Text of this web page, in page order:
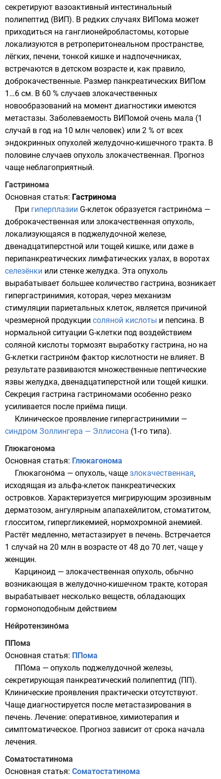
секретируют вазоактивный интестинальный
полипептид (ВИП). В редких случаях ВИПома может
приходиться на ганглионейробластомы, которые
локализуются в ретроперитонеальном пространстве,
лёгких, печени, тонкой кишке и надпочечниках,
встречаются в детском возрасте и, как правило,
доброкачественные. Размер панкреатических ВИПом
1…6 см. В 60 % случаев злокачественных
новообразований на момент диагностики имеются
метастазы. Заболеваемость ВИПомой очень мала (1
случай в год на 10 млн человек) или 2 % от всех
эндокринных опухолей желудочно-кишечного тракта. В
половине случаев опухоль злокачественная. Прогноз
чаще неблагоприятный.
Гастринома
Основная статья: Гастринома
При гиперплазии G-клеток образуется гастрино́ма —
доброкачественная или злокачественная опухоль,
локализующаяся в поджелудочной железе,
двенадцатиперстной или тощей кишке, или даже в
перипанкреатических лимфатических узлах, в воротах
селезёнки или стенке желудка. Эта опухоль
вырабатывает большее количество гастрина, возникает
гипергастринимия, которая, через механизм
стимуляции париетальных клеток, является причиной
чрезмерной продукции соляной кислоты и пепсина. В
нормальной ситуации G-клетки под воздействием
соляной кислоты тормозят выработку гастрина, но на
G-клетки гастрино́м фактор кислотности не влияет. В
результате развиваются множественные пептические
язвы желудка, двенадцатиперстной или тощей кишки.
Секреция гастрина гастриномами особенно резко
усиливается после приёма пищи.
Клиническое проявление гипергастринимии —
синдром Золлингера — Эллисона (1-го типа).
Глюкагонома
Основная статья: Глюкагонома
Глюкагоно́ма — опухоль, чаще злокачественная,
исходящая из альфа-клеток панкреатических
островков. Характеризуется мигрирующим эрозивным
дерматозом, ангулярным апапахейлитом, стоматитом,
глосситом, гипергликемией, нормохромной анемией.
Растёт медленно, метастазирует в печень. Встречается
1 случай на 20 млн в возрасте от 48 до 70 лет, чаще у
женщин.
Карциноид — злокачественная опухоль, обычно
возникающая в желудочно-кишечном тракте, которая
вырабатывает несколько веществ, обладающих
гормоноподобным действием
Не́йротензино́ма
ППома
Основная статья: ППома
ППо́ма — опухоль поджелудочной железы,
секретирующая панкреатический полипептид (ПП).
Клинические проявления практически отсутствуют.
Чаще диагностируется после метастазирования в
печень. Лечение: оперативное, химиотерапия и
симптоматическое. Прогноз зависит от срока начала
лечения.
Соматостатинома
Основная статья: Соматостатинома